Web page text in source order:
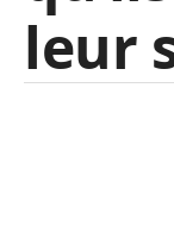
leur